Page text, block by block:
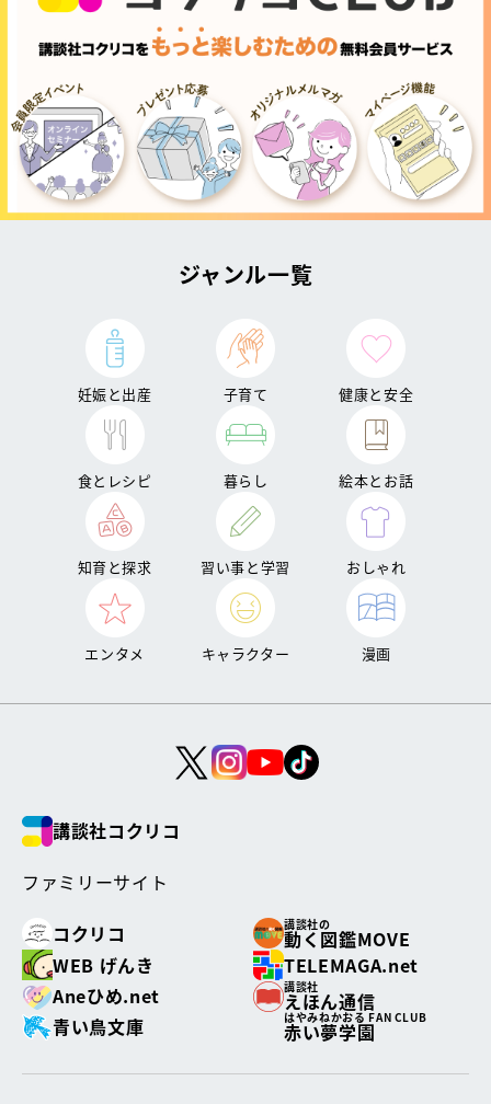
ジャンル一覧
妊娠と出産 子育て 健康と安全
食とレシピ 暮らし 絵本とお話
知育と探求 習い事と学習 おしゃれ
エンタメ キャラクター 漫画
講談社コクリコ
ファミリーサイト
コクリコ
講談社の
動く図鑑MOVE
WEB げんき
TELEMAGA.net
Aneひめ.net
講談社
えほん通信
青い鳥文庫
はやみねかおる FAN CLUB
赤い夢学園